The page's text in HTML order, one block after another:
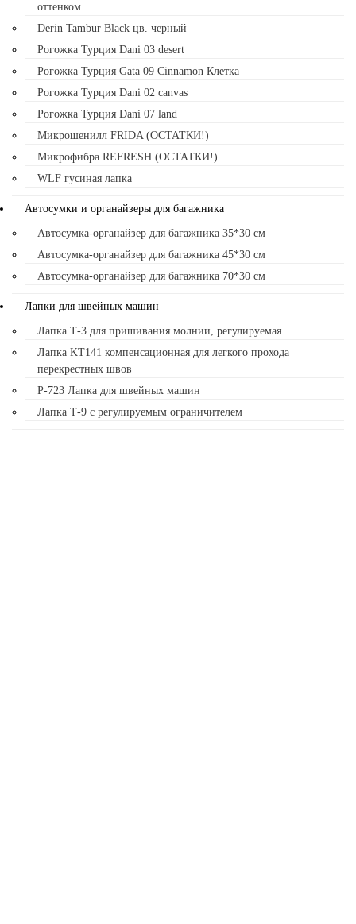
оттенком
Derin Tambur Black цв. черный
Рогожка Турция Dani 03 desert
Рогожка Турция Gata 09 Cinnamon Клетка
Рогожка Турция Dani 02 canvas
Рогожка Турция Dani 07 land
Микрошенилл FRIDA (ОСТАТКИ!)
Микрофибра REFRESH (ОСТАТКИ!)
WLF гусиная лапка
Автосумки и органайзеры для багажника
Автосумка-органайзер для багажника 35*30 см
Автосумка-органайзер для багажника 45*30 см
Автосумка-органайзер для багажника 70*30 см
Лапки для швейных машин
Лапка Т-3 для пришивания молнии, регулируемая
Лапка KT141 компенсационная для легкого прохода
перекрестных швов
Р-723 Лапка для швейных машин
Лапка Т-9 с регулируемым ограничителем